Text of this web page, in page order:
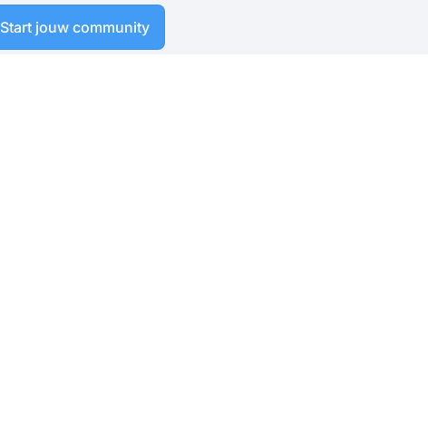
Start jouw community